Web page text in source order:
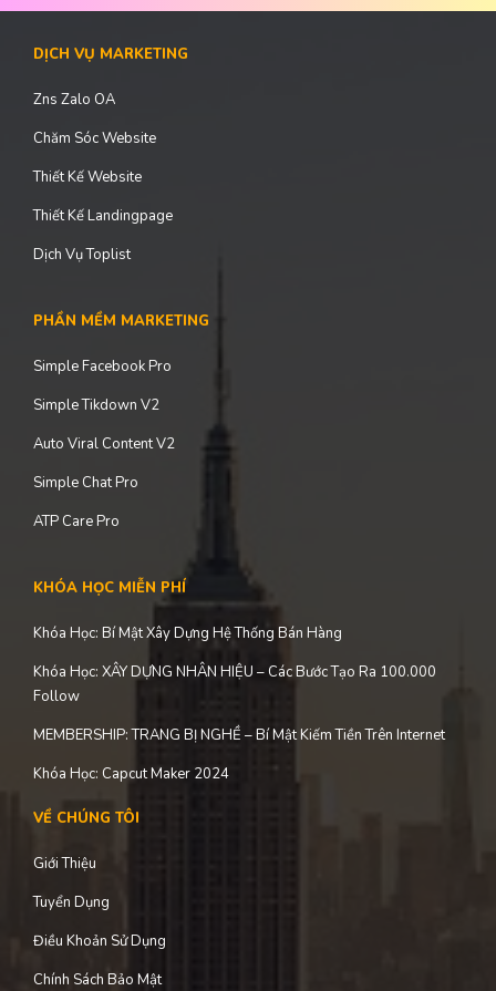
DỊCH VỤ MARKETING
Zns Zalo OA
Chăm Sóc Website
Thiết Kế Website
Thiết Kế Landingpage
Dịch Vụ Toplist
PHẦN MỀM MARKETING
Simple Facebook Pro
Simple Tikdown V2
Auto Viral Content V2
Simple Chat Pro
ATP Care Pro
KHÓA HỌC MIỄN PHÍ
Khóa Học: Bí Mật Xây Dựng Hệ Thống Bán Hàng
Khóa Học: XÂY DỰNG NHÂN HIỆU – Các Bước Tạo Ra 100.000
Follow
MEMBERSHIP: TRANG BỊ NGHỀ – Bí Mật Kiếm Tiền Trên Internet
Khóa Học: Capcut Maker 2024
VỀ CHÚNG TÔI
Giới Thiệu
Tuyển Dụng
Điều Khoản Sử Dụng
Chính Sách Bảo Mật